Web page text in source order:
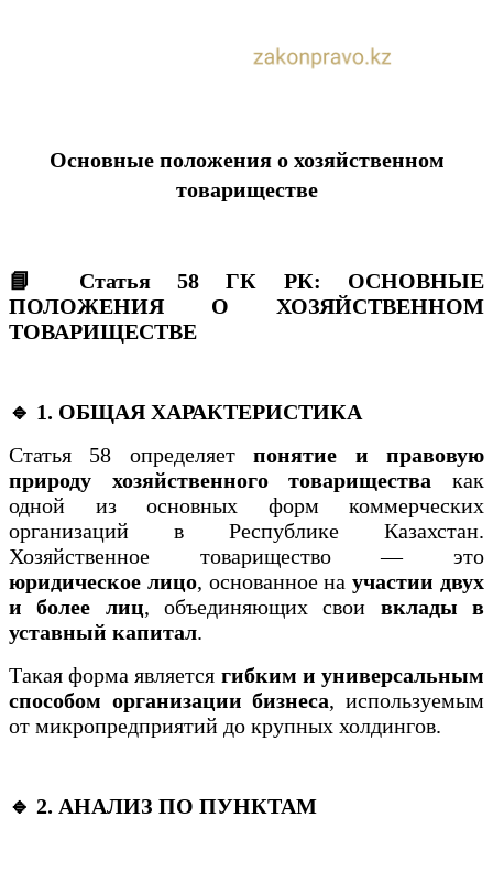
Основные положения о хозяйственном
товариществе
📘 Статья 58 ГК РК: ОСНОВНЫЕ
ПОЛОЖЕНИЯ О ХОЗЯЙСТВЕННОМ
ТОВАРИЩЕСТВЕ
🔹 1. ОБЩАЯ ХАРАКТЕРИСТИКА
Статья 58 определяетпонятие и правовую
природу хозяйственного товарищества как
одной из основных форм коммерческих
организаций в Республике Казахстан.
Хозяйственное товарищество — это
юридическое лицо, основанное научастии двух
и более лиц, объединяющих свои вклады в
уставный капитал.
Такая форма является гибким и универсальным
способом организации бизнеса, используемым
от микропредприятий до крупных холдингов.
🔹 2. АНАЛИЗ ПО ПУНКТАМ